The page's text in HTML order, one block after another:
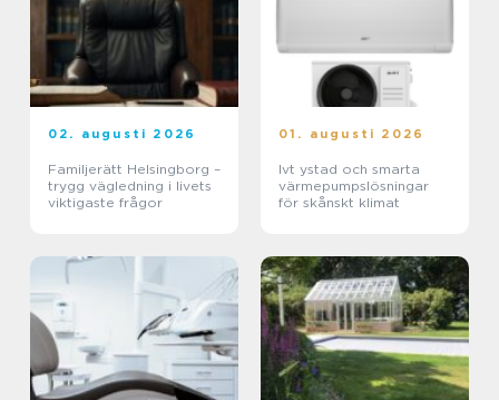
02. augusti 2026
Familjerätt Helsingborg –
trygg vägledning i livets
viktigaste frågor
01. augusti 2026
Ivt ystad och smarta
värmepumpslösningar
för skånskt klimat